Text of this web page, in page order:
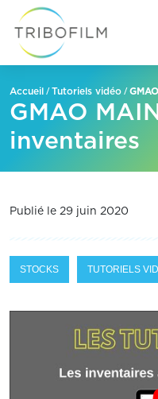
Accueil /Tutoriels vidéo /
GMAO
inventaires
Publié le 29 juin 2020
STOCKS TUTORIELS